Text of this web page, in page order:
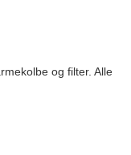
og filter. Alle